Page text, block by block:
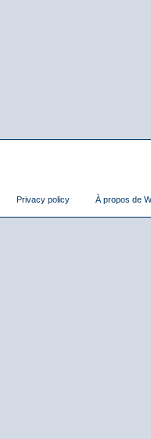
Privacy policy À propos de